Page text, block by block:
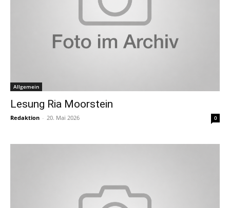
Allgemein
Lesung Ria Moorstein
Redaktion - 20. Mai 2026 0